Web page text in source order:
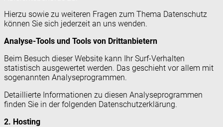
Hierzu sowie zu weiteren Fragen zum Thema Datenschutz
können Sie sich jederzeit an uns wenden.
Analyse-Tools und Tools von Dritt­anbietern
Beim Besuch dieser Website kann Ihr Surf-Verhalten
statistisch ausgewertet werden. Das geschieht vor allem mit
sogenannten Analyseprogrammen.
Detaillierte Informationen zu diesen Analyseprogrammen
finden Sie in der folgenden Datenschutzerklärung.
2. Hosting